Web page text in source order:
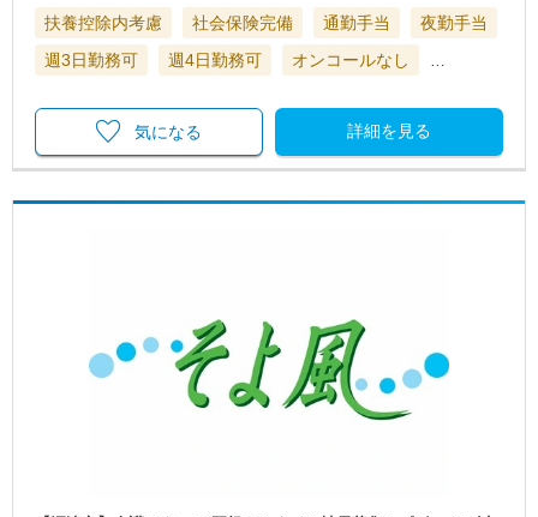
扶養控除内考慮 社会保険完備 通勤手当
夜勤手当
週3日勤務可
週4日勤務可 オンコールなし
詳細を見る
気になる